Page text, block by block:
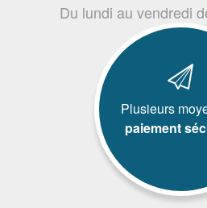
Du lundi au vendredi
Plusieurs
paiement